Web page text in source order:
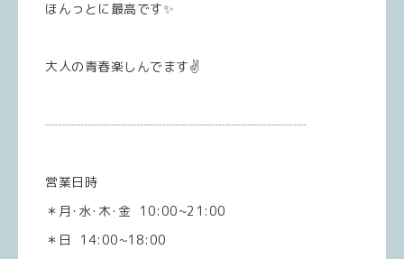
ほんっとに最高です✨
大人の青春楽しんでます✌️
┈┈┈┈┈┈┈┈┈┈┈┈┈┈┈┈┈┈┈┈
営業日時
＊月･水･木･金 10:00~21:00
＊日 14:00~18:00